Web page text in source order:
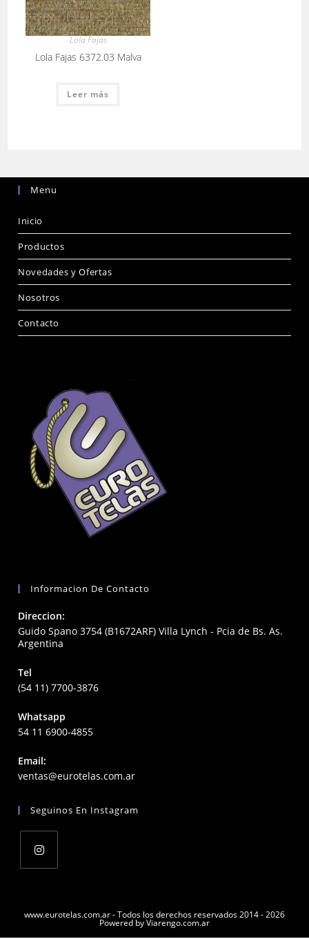
Lola Fajas
Lola Fajas 6372.03 Malva
Leer más
Menu
Inicio
Productos
Novedades y Ofertas
Nosotros
Contacto
Informacion De Contacto
Direccion:
Guido Spano 3754 (B1672ARF) Villa Lynch - Pcia de Bs. As.
Argentina
Tel
(54 11) 7700-3876
Whatsapp
54 11 6900-4855
Email:
ventas@eurotelas.com.arOpens
application
Seguinos En Instagram
awww.eurotelas.com.ar - Todos los derechos reservados 2014 - 2026
Powered by Viarengo.com.ar